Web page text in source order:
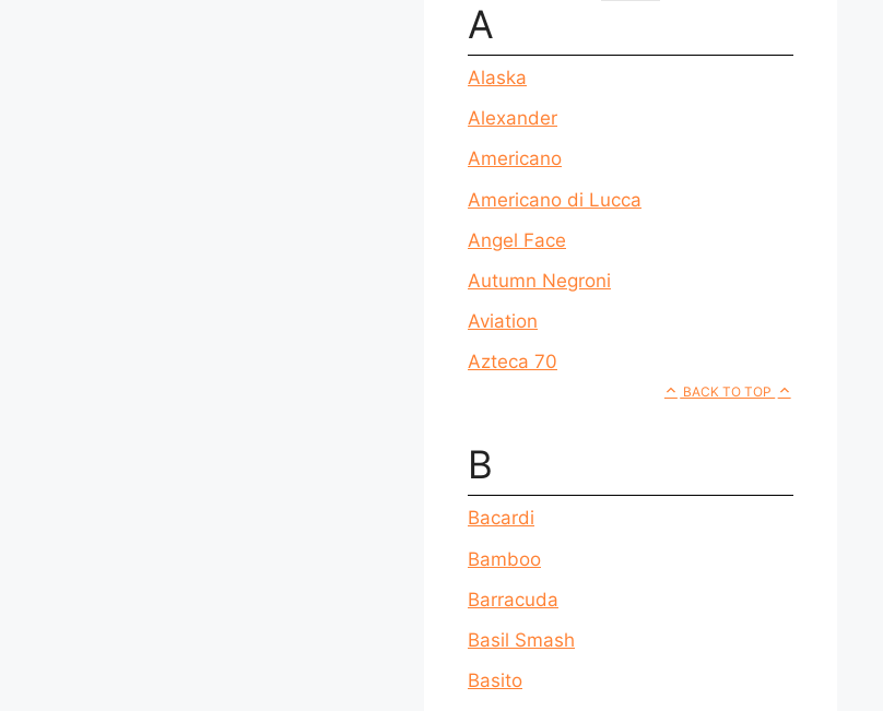
A
Alaska
Alexander
Americano
Americano di Lucca
Angel Face
Autumn Negroni
Aviation
Azteca 70
BACK TO TOP
B
Bacardi
Bamboo
Barracuda
Basil Smash
Basito